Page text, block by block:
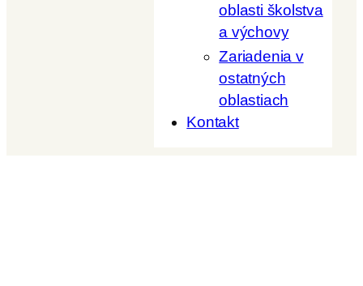
oblasti školstva
a výchovy
Zariadenia v
ostatných
oblastiach
Kontakt